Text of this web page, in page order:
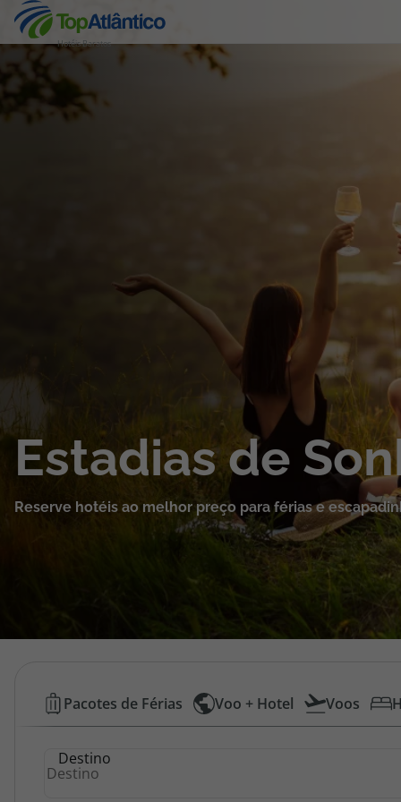
Hotéis Baratos
Destinos
Pacotes de Férias
Cruzeiros
Promoções
Área de Cliente
Estadias de
Reserve hotéis ao melhor preço para férias e
Hotéis
Baratos
Pacotes de Férias Voo + Hotel Voos
Destino